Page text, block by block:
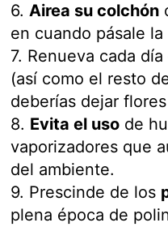
6.Airea su colchón
en cuando pásale
7. Renueva cada día
(así como el resto
deberías dejar
8. Evita el uso de
vaporizadores que
del ambiente.
9. Prescinde de los
plena época de